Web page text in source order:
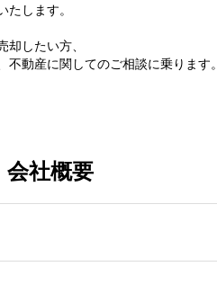
します。
したい方、
動産に関してのご相談に乗ります。
会社概要